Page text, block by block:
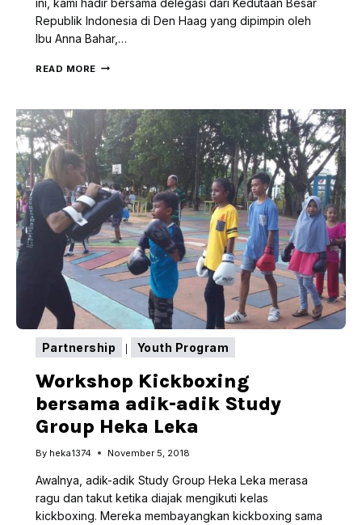
Republik Indonesia di Den Haag yang dipimpin oleh
Ibu Anna Bahar,…
READ MORE HEKA
BETER
ONDERWIJS
OP
DE
MOLUKKEN
Partnership Youth Program
Workshop Kickboxing
bersama adik-adik Study
Group Heka Leka
By heka1374 November 5, 2018
Awalnya, adik-adik Study Group Heka Leka merasa
ragu dan takut ketika diajak mengikuti kelas
kickboxing. Mereka membayangkan kickboxing sama